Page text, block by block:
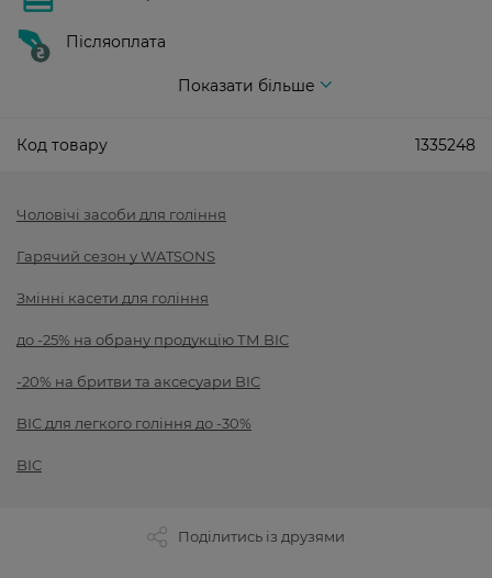
Післяоплата
Показати більше
Код товару 1335248
Чоловічі засоби для гоління
Гарячий сезон у WATSONS
Змінні касети для гоління
до -25% на обрану продукцію ТМ BIC
-20% на бритви та аксесуари BIC
BIC для легкого гоління до -30%
BIC
Поділитись із друзями